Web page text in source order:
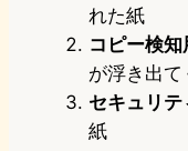
れた紙
コピー検知
が浮き出て
セキュリテ
紙